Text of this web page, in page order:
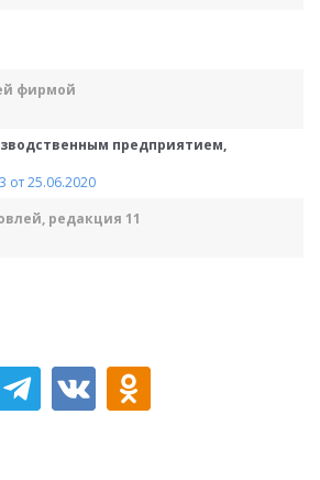
фирмой
предприятием,
от 25.06.2020
редакция 11